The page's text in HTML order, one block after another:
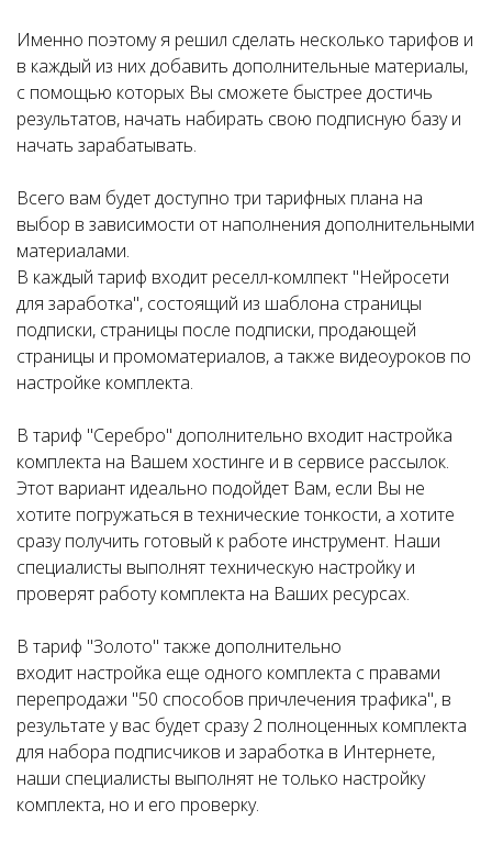
Именно поэтому я решил сделать несколько тарифов и
в каждый из них добавить дополнительные материалы,
с помощью которых Вы сможете быстрее достичь
результатов, начать набирать свою подписную базу и
начать зарабатывать.
Всего вам будет доступно три тарифных плана на
выбор в зависимости от наполнения дополнительными
материалами.
В каждый тариф входит реселл-комлпект "Нейросети
для заработка", состоящий из шаблона страницы
подписки, страницы после подписки, продающей
страницы и промоматериалов, а также видеоуроков по
настройке комплекта.
В тариф "Серебро" дополнительно входит настройка
комплекта на Вашем хостинге и в сервисе рассылок.
Этот вариант идеально подойдет Вам, если Вы не
хотите погружаться в технические тонкости, а хотите
сразу получить готовый к работе инструмент. Наши
специалисты выполнят техническую настройку и
проверят работу комплекта на Ваших ресурсах.
В тариф "Золото" также дополнительно
входит настройка еще одного комплекта с правами
перепродажи "50 способов причлечения трафика", в
результате у вас будет сразу 2 полноценных комплекта
для набора подписчиков и заработка в Интернете,
наши специалисты выполнят не только настройку
комплекта, но и его проверку.